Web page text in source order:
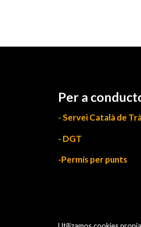
Per a
- Servei Català de
- DGT
-Permís per punts